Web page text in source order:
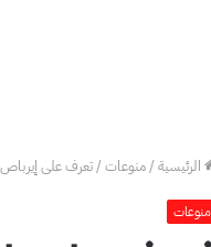
الرئيسية/منوعات/تعرف على إيرباص A350 التي ستكمل أطول رحلة جوية في العالم من دون توقّف ..وأيضًا فاخرة بامتياز
منوعات